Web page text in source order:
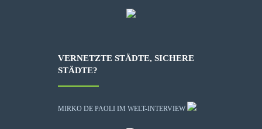
VERNETZTE STÄDTE, SICHERE
STÄDTE?
MIRKO DE PAOLI IM WELT-INTERVIEW